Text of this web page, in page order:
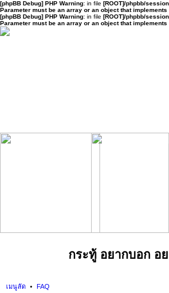
[phpBB Debug] PHP Warning: in file [ROOT]/phpbb/
Parameter must be an array or an object that implements
[phpBB Debug] PHP Warning: in file [ROOT]/phpbb/
Parameter must be an array or an object that implements
กระทู้ อยากบอก อย
เมนูลัด FAQ